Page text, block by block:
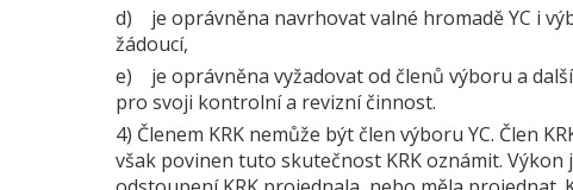
d) je oprávněna navrhovat valné hromadě YC i
žádoucí,
e) je oprávněna vyžadovat od členů výboru a
pro svoji kontrolní a revizní činnost.
4) Členem KRK nemůže být člen výboru YC. Člen
však povinen tuto skutečnost KRK oznámit.